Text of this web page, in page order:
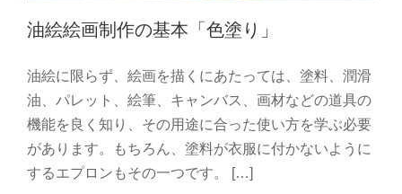
油絵絵画制作の基本「色塗り」
油絵に限らず、絵画を描くにあたっては、塗料、潤滑
油、パレット、絵筆、キャンバス、画材などの道具の
機能を良く知り、その用途に合った使い方を学ぶ必要
があります。もちろん、塗料が衣服に付かないように
するエプロンもその一つです。 […]
油絵絵画制作の基本「キャンバスへの下
書き」